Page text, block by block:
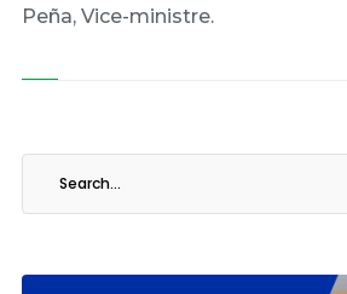
Peña, Vice-ministre.